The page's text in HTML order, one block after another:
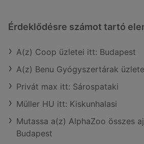
Érdeklődésre számot tartó
A(z) Coop üzletei itt: Budapest
A(z) Benu Gyógyszertárak
Privát max itt: Sárospataki
Müller HU itt: Kiskunhalasi
Mutassa a(z) AlphaZoo összes
Budapest